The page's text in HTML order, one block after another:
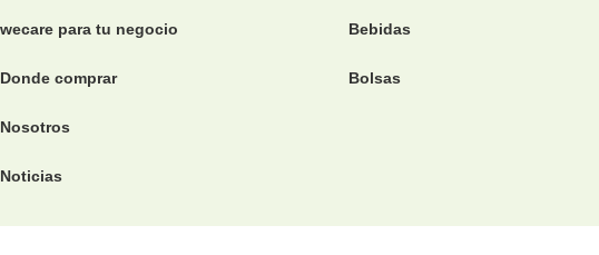
wecare para tu negocio
Donde comprar
Nosotros
Noticias
Bebidas
Bolsas